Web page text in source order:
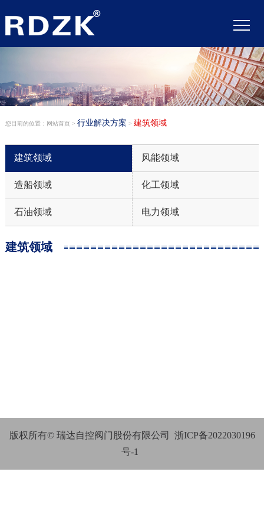
您目前的位置：网站首页 > 行业解决方案 > 建筑领域
建筑领域 风能领域
造船领域 化工领域
石油领域 电力领域
建筑领域
版权所有© 瑞达自控阀门股份有限公司 浙ICP备2022030196
号-1